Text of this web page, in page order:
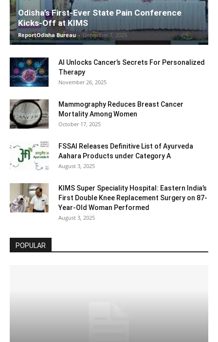
Odisha’s First-Ever State Pain Conference
Kicks-Off at KIMS
ReportOdisha Bureau - December 7, 2025
AI Unlocks Cancer’s Secrets For Personalized
Therapy
November 26, 2025
Mammography Reduces Breast Cancer
Mortality Among Women
October 17, 2025
FSSAI Releases Definitive List of Ayurveda
Aahara Products under Category A
August 3, 2025
KIMS Super Speciality Hospital: Eastern India’s
First Double Knee Replacement Surgery on 87-
Year-Old Woman Performed
August 3, 2025
POPULAR